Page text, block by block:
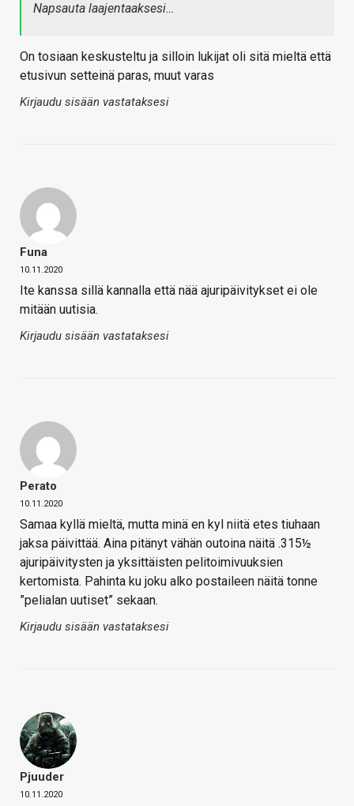
Napsauta laajentaaksesi…
On tosiaan keskusteltu ja silloin lukijat oli sitä mieltä että
etusivun setteinä paras, muut varas
Kirjaudu sisään vastataksesi
Funa
10.11.2020
Ite kanssa sillä kannalla että nää ajuripäivitykset ei ole
mitään uutisia.
Kirjaudu sisään vastataksesi
Perato
10.11.2020
Samaa kyllä mieltä, mutta minä en kyl niitä etes tiuhaan
jaksa päivittää. Aina pitänyt vähän outoina näitä .315½
ajuripäivitysten ja yksittäisten pelitoimivuuksien
kertomista. Pahinta ku joku alko postaileen näitä tonne
”pelialan uutiset” sekaan.
Kirjaudu sisään vastataksesi
Pjuuder
10.11.2020